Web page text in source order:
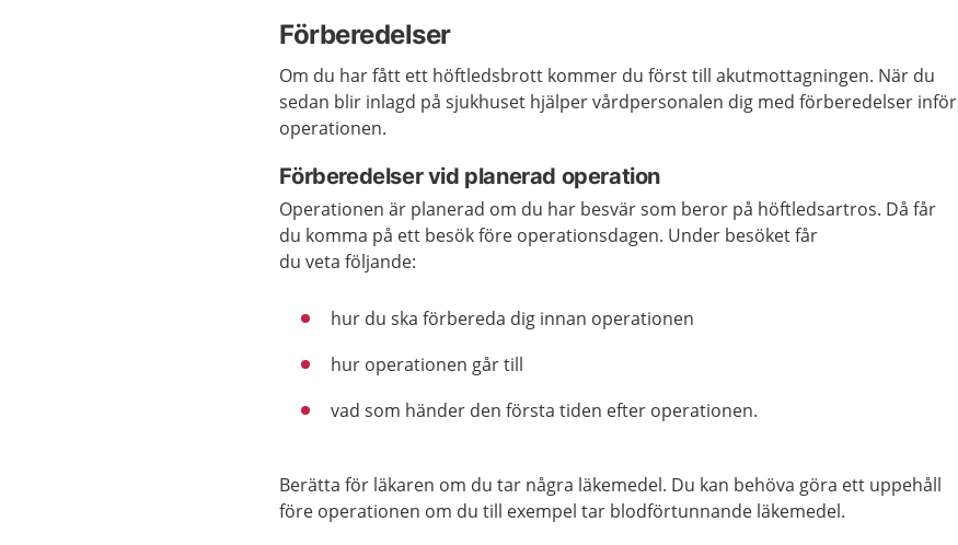
Förberedelser
Om du har fått ett höftledsbrott kommer du först till akutmottagningen. När du
sedan blir inlagd på sjukhuset hjälper vårdpersonalen dig med förberedelser inför
operationen.
Förberedelser vid planerad operation
Operationen är planerad om du har besvär som beror på höftledsartros. Då får
du komma på ett besök före operationsdagen. Under besöket får
du veta följande:
hur du ska förbereda dig innan operationen
hur operationen går till
vad som händer den första tiden efter operationen.
Berätta för läkaren om du tar några läkemedel. Du kan behöva göra ett uppehåll
före operationen om du till exempel tar blodförtunnande läkemedel.